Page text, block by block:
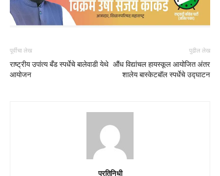
पूर्वीचा लेख
राष्ट्रीय उपांत्य बँड स्पर्धेचे बालेवाडी येथे
आयोजन
पुढील लेख
औंध विद्यांचल हायस्कूल आयोजित अंतर
शालेय बास्केटबॉल स्पर्धेचे उद्घाटन
प्रतिनिधी